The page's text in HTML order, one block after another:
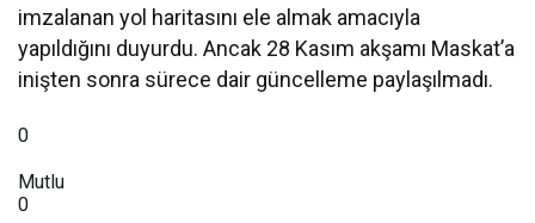
imzalanan yol haritasını ele almak amacıyla
yapıldığını duyurdu. Ancak 28 Kasım akşamı Maskat’a
inişten sonra sürece dair güncelleme paylaşılmadı.
0
Mutlu
0